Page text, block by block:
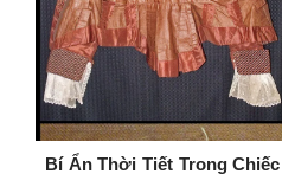
Bí Ẩn Thời Tiết Trong Chiếc